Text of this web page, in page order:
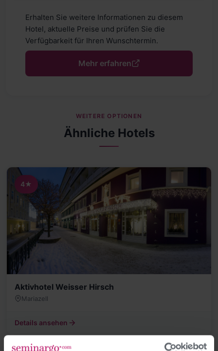
Erhalten Sie weitere Informationen zu diesem
Hotel, aktuelle Preise und prüfen Sie die
Verfügbarkeit für Ihren Wunschtermin.
Mehr erfahren
WEITERE OPTIONEN
Ähnliche Hotels
4★
Aktivhotel Weisser Hirsch
Mariazell
Details ansehen